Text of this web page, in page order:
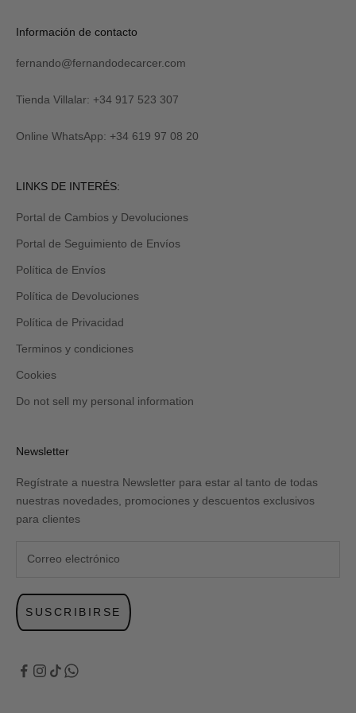
R
I
I
M
E
Verás
tu
al
y
recibirás
Revisa
carpeta
de
promociones
spam.
Información de contacto
fernando@fernandodecarcer.com
Tienda Villalar: +34 917 523 307
Online WhatsApp: +34 619 97 08 20
LINKS DE INTERÉS:
Portal de Cambios y Devoluciones
Portal de Seguimiento de Envíos
Política de Envíos
Política de Devoluciones
Política de Privacidad
Terminos y condiciones
Cookies
Do not sell my personal information
Newsletter
Regístrate a nuestra Newsletter para estar al tanto de todas
nuestras novedades, promociones y descuentos exclusivos
para clientes
SUSCRIBIRSE